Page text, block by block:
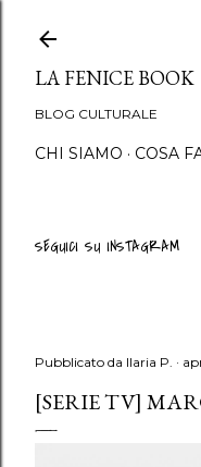
LA FENICE BOOK
BLOG CULTURALE
CHI SIAMO COSA
SEGUICI SU INSTAGRAM
Pubblicato da Ilaria P.
[SERIE TV]